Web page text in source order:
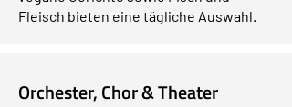
Fleisch bieten eine tägliche Auswahl.
Orchester, Chor & Theater